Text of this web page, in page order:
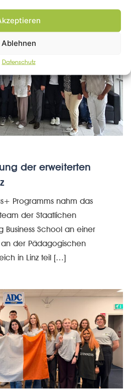
Ablehnen
Datenschutz
der erweiterten
Programms nahm das
der Staatlichen
Business School an einer
der Pädagogischen
in Linz teil […]